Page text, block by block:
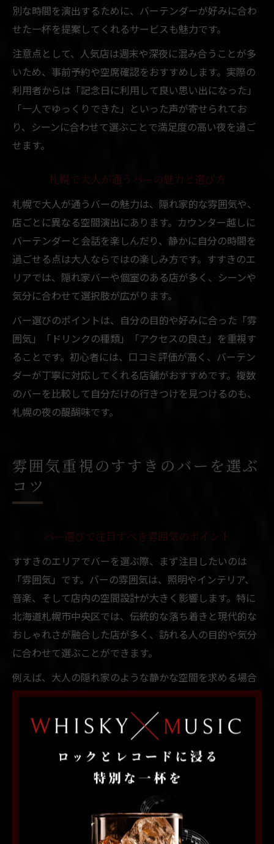
別な時間を演出するために、バーテンダーが好みに合わ
せた一杯を提案してくれるサービスも魅力です。
注意点として、人気店は週末や深夜に混み合うことが多
いため、事前予約や空席確認をおすすめします。実際の
利用者からは「記念日に利用して良い思い出になった」
「一人でゆっくりできた」といった声が寄せられてお
り、シーンに合わせて選ぶことで満足度の高い夜を過ご
せます。
札幌で大人が通うバーの魅力と選び方
札幌で大人が通うバーの魅力は、隠れ家的な雰囲気や、
店ごとに異なる空間演出にあります。カウンター越しに
バーテンダーと会話を楽しんだり、静かに自分の時間を
過ごせる点は大人ならではの楽しみ方です。すすきのエ
リアでは、隠れ家バーや個室のある店が多く、シーンや
気分に合わせて選択肢が広がります。
バー選びのポイントは、自分の目的や好みに合った「雰
囲気」「ドリンクの種類」「アクセスの良さ」を重視す
ることです。初心者には、口コミ評価が高く、バーテン
ダーが丁寧に対応してくれる店舗がおすすめです。複数
のバーを比較して自分だけの行きつけを見つけるのも、
札幌の夜の醍醐味です。
雰囲気重視のすすきのバーを選ぶ
コツ
バー選びで注目すべき雰囲気のポイント
すすきのエリアでバーを選ぶ際、まず注目したいのは
「雰囲気」です。バーの雰囲気は、照明やインテリア、
音楽、そして店内の空間設計が大きく影響します。特に
北海道札幌市中央区では、伝統的な落ち着きと現代的な
おしゃれさが融合した店が多く、訪れる人の目的や気分
に合わせて選ぶことができます。
例えば、大人の隠れ家のような静かな空間を求める場合
は、カウンター席中心のバーや、控えめな照明が特徴の
店舗が適しています。逆に、友人と賑やかに過ごしたい
場合は、広いテーブル席や音楽イベントが開催されるバ
ーも選択肢に入ります。自分に合った「特別な時間」を
演出できるバーを探すことが、夜のすすきのを楽しむ第
すすきのバーの雰囲気を口コミでチェック